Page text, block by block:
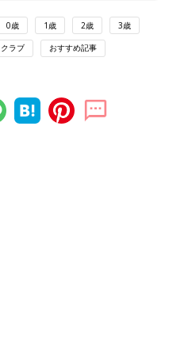
なる5つの力があります。この5
こ”。まずはこれをおぼえてお
0歳 1歳 2歳 3歳
ラブ おすすめ記事